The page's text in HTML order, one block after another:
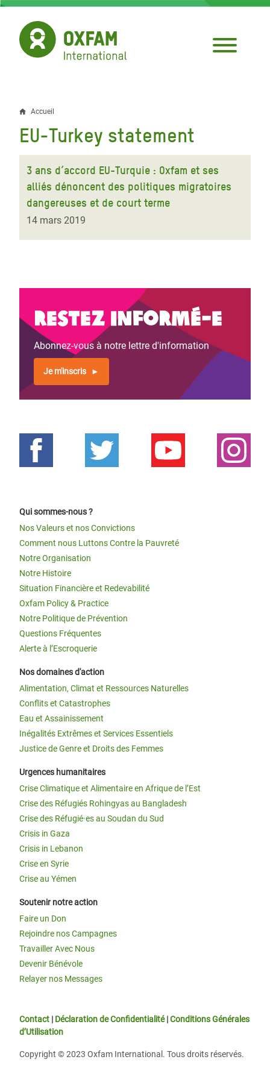
Aller
contenu
principal
Fil
d'Ariane
Accueil
EU-Turkey statement
3 ans d’accord EU-Turquie : Oxfam et ses
alliés dénoncent des politiques migratoires
dangereuses et de court terme
14 mars 2019
Restez informé-e
Abonnez-vous à notre lettre d'information
Je m'inscris
Qui sommes-nous ?
Nos Valeurs et nos Convictions
Comment nous Luttons Contre la Pauvreté
Notre Organisation
Notre Histoire
Situation Financière et Redevabilité
Oxfam Policy & Practice
Notre Politique de Prévention
Questions Fréquentes
Alerte à l’Escroquerie
Nos domaines d'action
Alimentation, Climat et Ressources Naturelles
Conflits et Catastrophes
Eau et Assainissement
Inégalités Extrêmes et Services Essentiels
Justice de Genre et Droits des Femmes
Urgences humanitaires
Crise Climatique et Alimentaire en Afrique de l’Est
Crise des Réfugiés Rohingyas au Bangladesh
Crise des Réfugié·es au Soudan du Sud
Crisis in Gaza
Crisis in Lebanon
Crise en Syrie
Crise au Yémen
Soutenir notre action
Faire un Don
Rejoindre nos Campagnes
Travailler Avec Nous
Devenir Bénévole
Relayer nos Messages
Contact | Déclaration de Confidentialité|Conditions Générales
d’Utilisation
Copyright © 2023 Oxfam International. Tous droits réservés.